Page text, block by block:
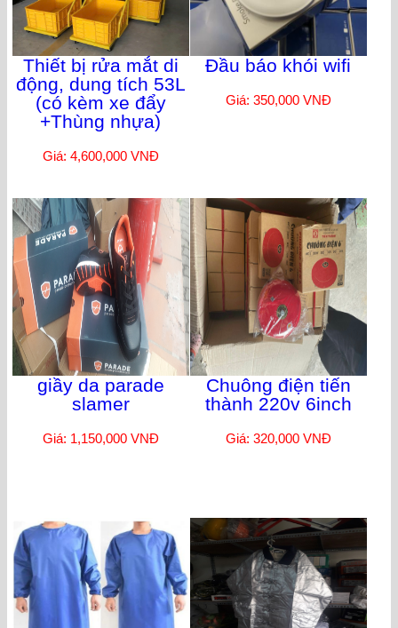
Thiết bị rửa mắt di
động, dung tích 53L
(có kèm xe đẩy
+Thùng nhựa)
Giá: 4,600,000 VNĐ
Đầu báo khói wifi
Giá: 350,000 VNĐ
giầy da parade
slamer
Giá: 1,150,000 VNĐ
Chuông điện tiến
thành 220v 6inch
Giá: 320,000 VNĐ